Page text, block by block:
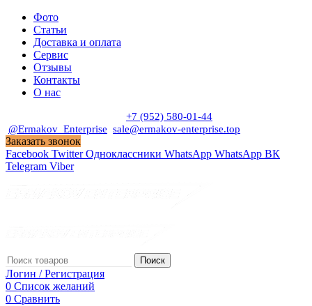
Фото
Статьи
Доставка и оплата
Сервис
Отзывы
Контакты
О нас
+7 (952) 580-01-44
@Ermakov_Enterprise sale@ermakov-enterprise.top
Заказать звонок
Facebook Twitter Одноклассники WhatsApp WhatsApp ВК
Telegram Viber
Поиск
Логин / Регистрация
0 Список желаний
0 Сравнить